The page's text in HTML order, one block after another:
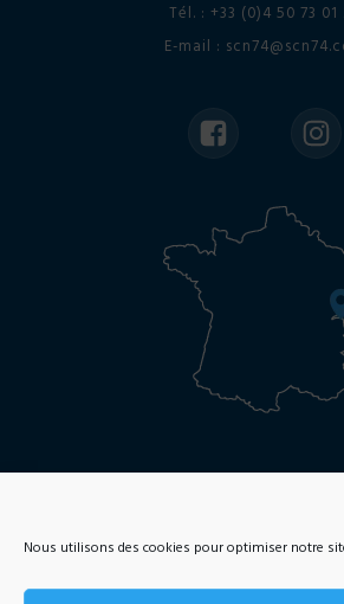
Nous utilisons des cookies pour optimiser notre
Tél. : +33 (0)4 50 73 01
E-mail :
Brochures and fees
Legal notice